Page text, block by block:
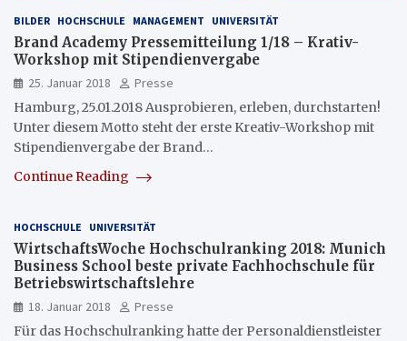
BILDER HOCHSCHULE MANAGEMENT UNIVERSITÄT
Brand Academy Pressemitteilung 1/18 – Krativ-
Workshop mit Stipendienvergabe
25. Januar 2018
Presse
Hamburg, 25.01.2018 Ausprobieren, erleben, durchstarten!
Unter diesem Motto steht der erste Kreativ-Workshop mit
Stipendienvergabe der Brand…
Continue Reading
HOCHSCHULE UNIVERSITÄT
WirtschaftsWoche Hochschulranking 2018: Munich
Business School beste private Fachhochschule für
Betriebswirtschaftslehre
18. Januar 2018
Presse
Für das Hochschulranking hatte der Personaldienstleister